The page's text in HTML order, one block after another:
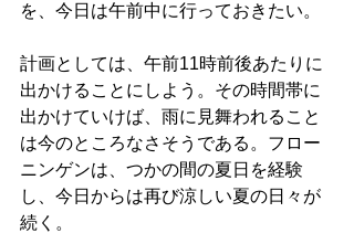
を、今日は午前中に行っておきたい。
計画としては、午前11時前後あたりに
出かけることにしよう。その時間帯に
出かけていけば、雨に見舞われること
は今のところなさそうである。フロー
ニンゲンは、つかの間の夏日を経験
し、今日からは再び涼しい夏の日々が
続く。